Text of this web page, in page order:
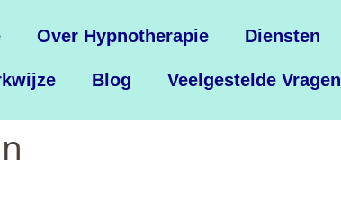
Over Hypnotherapie Diensten
Blog Veelgestelde Vragen